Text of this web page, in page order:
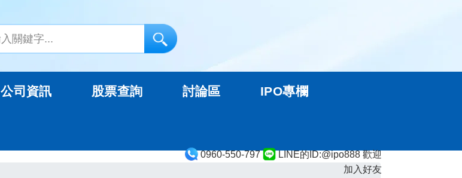
0960-550-797
LINE的ID:@ipo888 歡迎
加入好友
公司資訊 股票查詢 討論區 IPO專欄